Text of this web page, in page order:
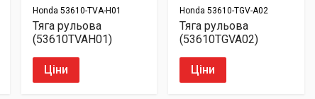
Honda 53610-TVA-H01
Тяга рульова
(53610TVAH01)
Ціни
Honda 53610-TGV-A02
Тяга рульова
(53610TGVA02)
Ціни